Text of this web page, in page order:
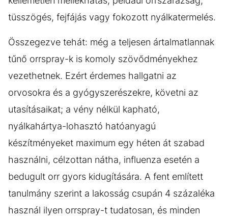
tüsszögés, fejfájás vagy fokozott nyálkatermelés.
Összegezve tehát: még a teljesen ártalmatlannak
tűnő orrspray-k is komoly szövődményekhez
vezethetnek. Ezért érdemes hallgatni az
orvosokra és a gyógyszerészekre, követni az
utasításaikat; a vény nélkül kapható,
nyálkahártya-lohasztó hatóanyagú
készítményeket maximum egy héten át szabad
használni, célzottan nátha, influenza esetén a
bedugult orr gyors kidugítására. A fent említett
tanulmány szerint a lakosság csupán 4 százaléka
használ ilyen orrspray-t tudatosan, és minden